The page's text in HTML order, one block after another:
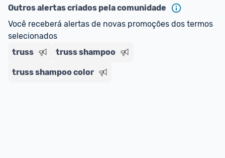
Outros alertas criados pela comunidade
Você receberá alertas de novas promoções dos termos
selecionados
truss
truss shampoo
truss shampoo color